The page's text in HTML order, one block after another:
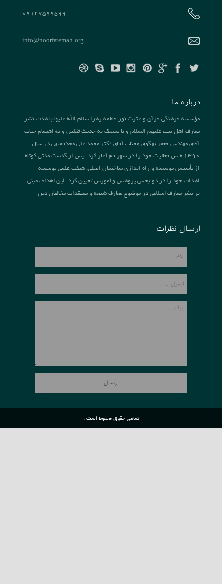
09127599599
info@noorfatemah.org
درباره ما
مؤسسه فرهنگی قرآن و عترت نور فاطمه زهرا سلام الله علیها با هدف نشر
معارف اهل بیت علیهم السلام و با تمسک به حدیث ثقلین و به اهتمام جناب
آقای مهندس جعفر بهگوی وجناب آقای دکتر محمد علی مجدفقیهی در سال
1390 ه.ش فعالیت خود را در شهر قم آغاز کرد. پس از گذشت مدتی کوتاه
از تأسیس مؤسسه و راه اندازی ساختمان اصلی، هیئت علمی مؤسسه
اهداف خود را در دو بخش پژوهش و آموزش تعیین کرد. این اهداف مبنی
بر نشر معارف اسلامی در موضوع معارف شیعه و معتقدات مخالفان دین
ارسال نظرات
تمامی حقوق محفوظ است .